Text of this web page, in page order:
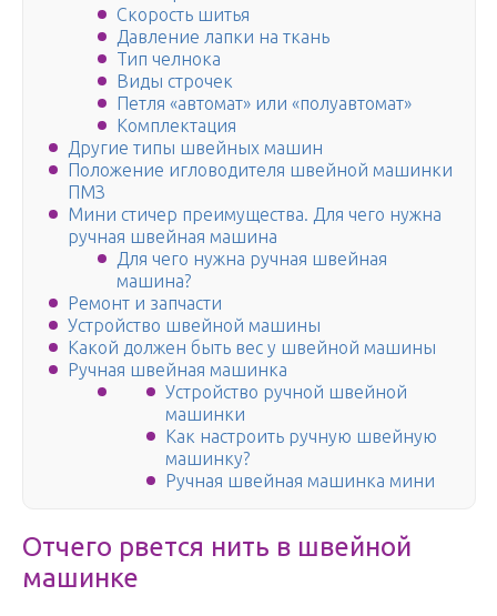
Скорость шитья
Давление лапки на ткань
Тип челнока
Виды строчек
Петля «автомат» или «полуавтомат»
Комплектация
Другие типы швейных машин
Положение игловодителя швейной машинки
ПМЗ
Мини стичер преимущества. Для чего нужна
ручная швейная машина
Для чего нужна ручная швейная
машина?
Ремонт и запчасти
Устройство швейной машины
Какой должен быть вес у швейной машины
Ручная швейная машинка
Устройство ручной швейной
машинки
Как настроить ручную швейную
машинку?
Ручная швейная машинка мини
Отчего рвется нить в швейной
машинке